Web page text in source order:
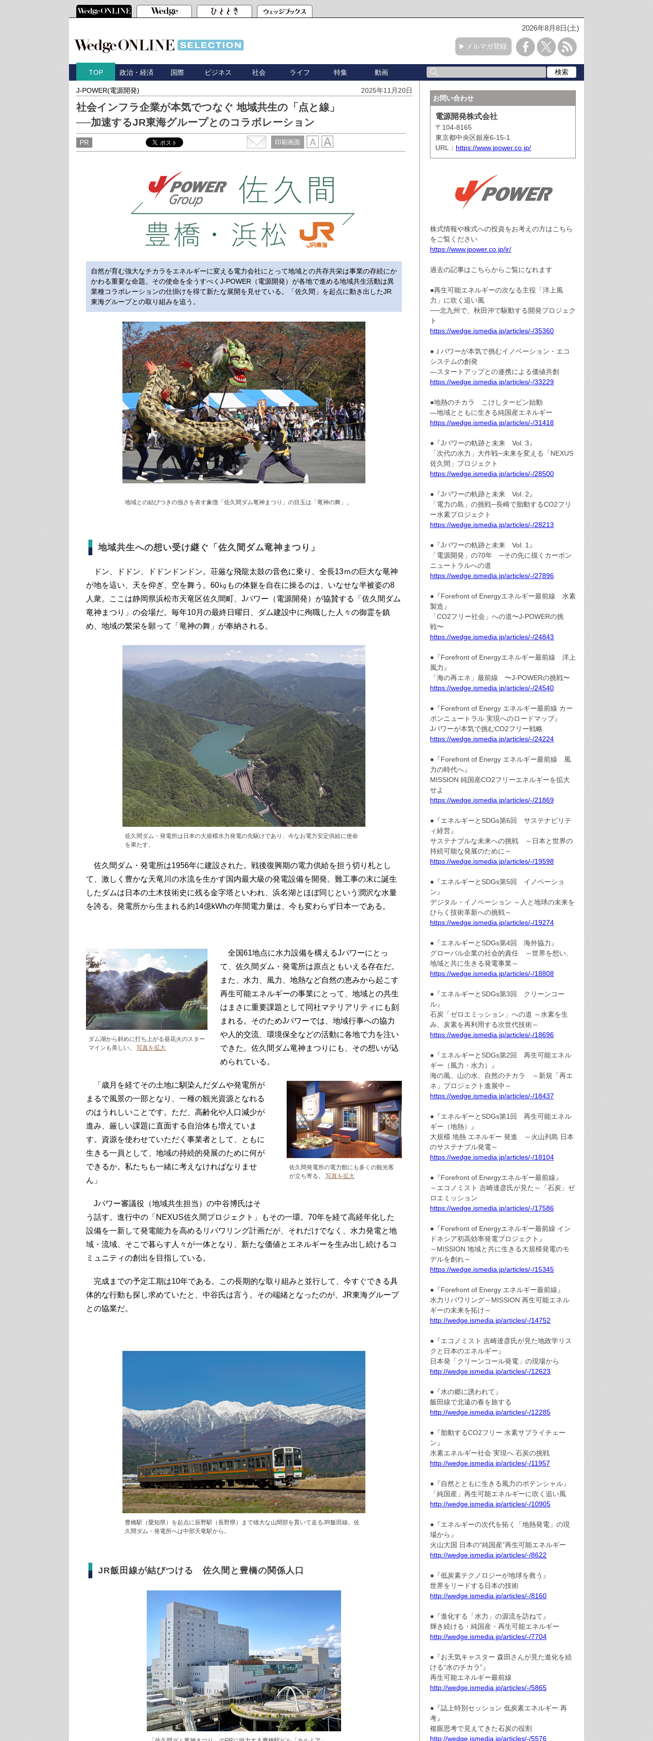
2026年8月8日(土)
メルマガ登録
TOP 政治・経済 国際 ビジネス 社会 ライフ 特集 動画
J-POWER(電源開発) 2025年11月20日
社会インフラ企業が本気でつなぐ 地域共生の「点と線」
──加速するJR東海グループとのコラボレーション
PR 印刷画面
自然が育む強大なチカラをエネルギーに変える電力会社にとって地域との共存共栄は事業の存続にか
かわる重要な命題。その使命を全うすべくJ-POWER（電源開発）が各地で進める地域共生活動は異
業種コラボレーションの仕掛けを得て新たな展開を見せている。「佐久間」を起点に動き出したJR
東海グループとの取り組みを追う。
地域との結びつきの強さを表す象徴「佐久間ダム竜神まつり」の目玉は「竜神の舞」。
地域共生への想い受け継ぐ「佐久間ダム竜神まつり」
ドン、ドドン、ドドンドンドン。荘厳な飛龍太鼓の音色に乗り、全長13ｍの巨大な竜神
が地を這い、天を仰ぎ、空を舞う。60㎏もの体躯を自在に操るのは、いなせな半被姿の8
人衆。ここは静岡県浜松市天竜区佐久間町、Jパワー（電源開発）が協賛する「佐久間ダム
竜神まつり」の会場だ。毎年10月の最終日曜日、ダム建設中に殉職した人々の御霊を鎮
め、地域の繁栄を願って「竜神の舞」が奉納される。
佐久間ダム・発電所は日本の大規模水力発電の先駆けであり、今なお電力安定供給に使命
を果たす。
佐久間ダム・発電所は1956年に建設された。戦後復興期の電力供給を担う切り札とし
て、激しく豊かな天竜川の水流を生かす国内最大級の発電設備を開発。難工事の末に誕生
したダムは日本の土木技術史に残る金字塔といわれ、浜名湖とほぼ同じという潤沢な水量
を誇る。発電所から生まれる約14億kWhの年間電力量は、今も変わらず日本一である。
ダム湖から斜めに打ち上がる昼花火のスター
マインも美しい。 写真を拡大
全国61地点に水力設備を構えるJパワーにとっ
て、佐久間ダム・発電所は原点ともいえる存在だ。
また、水力、風力、地熱など自然の恵みから起こす
再生可能エネルギーの事業にとって、地域との共生
はまさに重要課題として同社マテリアリティにも刻
まれる。そのためJパワーでは、地域行事への協力
や人的交流、環境保全などの活動に各地で力を注い
できた。佐久間ダム竜神まつりにも、その想いが込
められている。
佐久間発電所の電力館にも多くの観光客
が立ち寄る。 写真を拡大
「歳月を経てその土地に馴染んだダムや発電所が
まるで風景の一部となり、一種の観光資源となれる
のはうれしいことです。ただ、高齢化や人口減少が
進み、厳しい課題に直面する自治体も増えていま
す。資源を使わせていただく事業者として、ともに
生きる一員として、地域の持続的発展のために何が
できるか。私たちも一緒に考えなければなりませ
ん」
Jパワー審議役（地域共生担当）の中谷博氏はそ
う話す。進行中の「NEXUS佐久間プロジェクト」もその一環。70年を経て高経年化した
設備を一新して発電能力を高めるリパワリング計画だが、それだけでなく、水力発電と地
域・流域、そこで暮らす人々が一体となり、新たな価値とエネルギーを生み出し続けるコ
ミュニティの創出を目指している。
完成までの予定工期は10年である。この長期的な取り組みと並行して、今すぐできる具
体的な行動も探し求めていたと、中谷氏は言う。その端緒となったのが、JR東海グループ
との協業だ。
豊橋駅（愛知県）を起点に辰野駅（長野県）まで雄大な山間部を貫いて走るJR飯田線。佐
久間ダム・発電所へは中部天竜駅から。
JR飯田線が結びつける 佐久間と豊橋の関係人口
お問い合わせ
電源開発株式会社
〒104-8165
東京都中央区銀座6-15-1
URL： https://www.jpower.co.jp/
株式情報や株式への投資をお考えの方はこちら
をご覧ください
https://www.jpower.co.jp/ir/
過去の記事はこちらからご覧になれます
●再生可能エネルギーの次なる主役「洋上風
力」に吹く追い風
──北九州で、秋田沖で駆動する開発プロジェク
ト
https://wedge.ismedia.jp/articles/-/35360
●Ｊパワーが本気で挑むイノベーション・エコ
システムの創発
—スタートアップとの連携による価値共創
https://wedge.ismedia.jp/articles/-/33229
●地熱のチカラ こけしタービン始動
—地域とともに生きる純国産エネルギー
https://wedge.ismedia.jp/articles/-/31418
●『Jパワーの軌跡と未来 Vol. 3』
「次代の水力」大作戦─未来を変える「NEXUS
佐久間」プロジェクト
https://wedge.ismedia.jp/articles/-/28500
●『Jパワーの軌跡と未来 Vol. 2』
「電力の島」の挑戦─長崎で胎動するCO2フリ
ー水素プロジェクト
https://wedge.ismedia.jp/articles/-/28213
●『Jパワーの軌跡と未来 Vol. 1』
「電源開発」の70年 ─その先に描くカーボン
ニュートラルへの道
https://wedge.ismedia.jp/articles/-/27896
●『Forefront of Energyエネルギー最前線 水素
製造』
「CO2フリー社会」への道〜J-POWERの挑
戦〜
https://wedge.ismedia.jp/articles/-/24843
●『Forefront of Energyエネルギー最前線 洋上
風力』
「海の再エネ」最前線 〜J-POWERの挑戦〜
https://wedge.ismedia.jp/articles/-/24540
●『Forefront of Energy エネルギー最前線 カー
ボンニュートラル 実現へのロードマップ』
Jパワーが本気で挑むCO2フリー戦略
https://wedge.ismedia.jp/articles/-/24224
●『Forefront of Energy エネルギー最前線 風
力の時代へ』
MISSION 純国産CO2フリーエネルギーを拡大
せよ
https://wedge.ismedia.jp/articles/-/21869
●『エネルギーとSDGs第6回 サステナビリテ
ィ経営』
サステナブルな未来への挑戦 ～日本と世界の
持続可能な発展のために～
https://wedge.ismedia.jp/articles/-/19598
●『エネルギーとSDGs第5回 イノベーショ
ン』
デジタル・イノベーション ～人と地球の未来を
ひらく技術革新への挑戦～
https://wedge.ismedia.jp/articles/-/19274
●『エネルギーとSDGs第4回 海外協力』
グローバル企業の社会的責任 ～世界を想い、
地域と共に生きる発電事業～
https://wedge.ismedia.jp/articles/-/18808
●『エネルギーとSDGs第3回 クリーンコー
ル』
石炭「ゼロエミッション」への道 ～水素を生
み、炭素を再利用する次世代技術～
https://wedge.ismedia.jp/articles/-/18696
●『エネルギーとSDGs第2回 再生可能エネル
ギー（風力・水力）』
海の風、山の水、自然のチカラ ～新規「再エ
ネ」プロジェクト進展中～
https://wedge.ismedia.jp/articles/-/18437
●『エネルギーとSDGs第1回 再生可能エネル
ギー（地熱）』
大規模 地熱 エネルギー 発進 ～火山列島 日本
のサステナブル発電～
https://wedge.ismedia.jp/articles/-/18104
●『Forefront of Energyエネルギー最前線』
～エコノミスト 吉崎達彦氏が見た～「石炭」ゼ
ロエミッション
https://wedge.ismedia.jp/articles/-/17586
●『Forefront of Energyエネルギー最前線 イン
ドネシア初高効率発電プロジェクト』
～MISSION 地域と共に生きる大規模発電のモ
デルを創れ～
https://wedge.ismedia.jp/articles/-/15345
●『Forefront of Energy エネルギー最前線』
水力リパワリング～MISSION 再生可能エネル
ギーの未来を拓け～
http://wedge.ismedia.jp/articles/-/14752
●『エコノミスト 吉崎達彦氏が見た地政学リス
クと日本のエネルギー』
日本発「クリーンコール発電」の現場から
http://wedge.ismedia.jp/articles/-/12623
●『水の郷に誘われて』
飯田線で北遠の春を旅する
http://wedge.ismedia.jp/articles/-/12285
●『胎動するCO2フリー 水素サプライチェー
ン』
水素エネルギー社会 実現へ 石炭の挑戦
http://wedge.ismedia.jp/articles/-/11957
●『自然とともに生きる風力のポテンシャル』
「純国産」再生可能エネルギーに吹く追い風
http://wedge.ismedia.jp/articles/-/10905
●『エネルギーの次代を拓く「地熱発電」の現
場から』
火山大国 日本の“純国産”再生可能エネルギー
http://wedge.ismedia.jp/articles/-/8622
●『低炭素テクノロジーが地球を救う』
世界をリードする日本の技術
http://wedge.ismedia.jp/articles/-/8160
●『進化する「水力」の源流を訪ねて』
輝き続ける・純国産・再生可能エネルギー
http://wedge.ismedia.jp/articles/-/7704
●『お天気キャスター 森田さんが見た進化を続
ける“水のチカラ”』
再生可能エネルギー最前線
http://wedge.ismedia.jp/articles/-/5865
●『誌上特別セッション 低炭素エネルギー 再
考』
複眼思考で見えてきた石炭の役割
http://wedge.ismedia.jp/articles/-/5576